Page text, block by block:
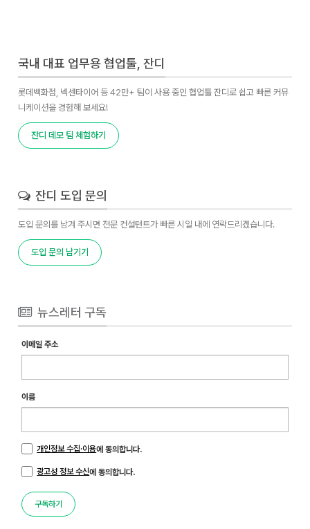
국내 대표 업무용 협업툴, 잔디
롯데백화점, 넥센타이어 등 42만+ 팀이 사용 중인 협업툴 잔디로 쉽고 빠른 커뮤
니케이션을 경험해 보세요!
잔디 데모 팀 체험하기
잔디 도입 문의
도입 문의를 남겨 주시면 전문 컨설턴트가 빠른 시일 내에 연락드리겠습니다.
도입 문의 남기기
뉴스레터 구독
이메일 주소
이름
개인정보 수집·이용에 동의합니다.
광고성 정보 수신에 동의합니다.
구독하기